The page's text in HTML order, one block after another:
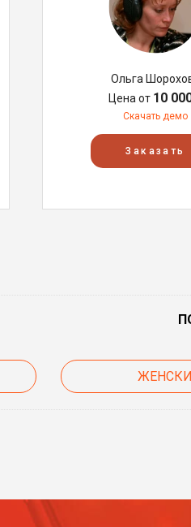
Ольга
Цена от 10
Скачать демо
Заказать